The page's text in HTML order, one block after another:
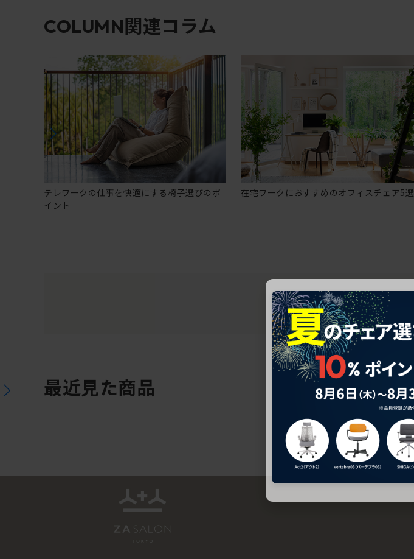
COLUMN関連コラム
テレワークの仕事を快適にする椅子選びのポ
イント
在宅ワークにおすすめのオフィスチェア5選
最近見た商品